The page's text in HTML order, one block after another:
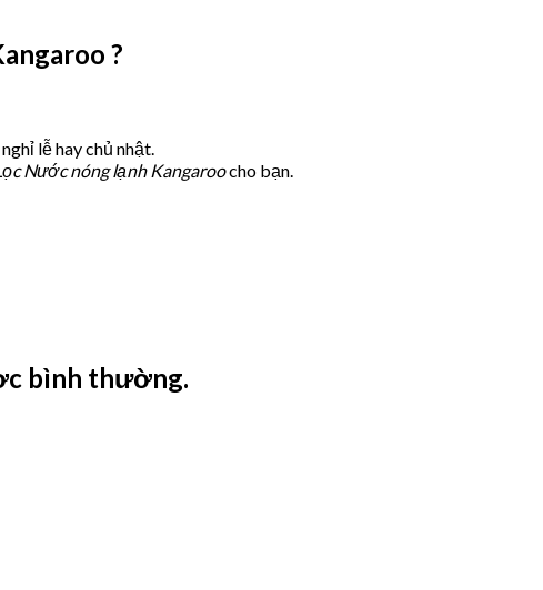
?
lễ hay chủ nhật.
Nước nóng lạnh Kangaroocho bạn.
bình thường.